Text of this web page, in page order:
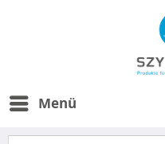
Menü